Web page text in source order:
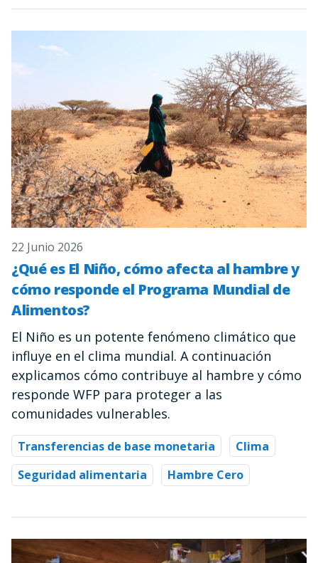
22 Junio 2026
¿Qué es El Niño, cómo afecta al hambre y
cómo responde el Programa Mundial de
Alimentos?
El Niño es un potente fenómeno climático que
influye en el clima mundial. A continuación
explicamos cómo contribuye al hambre y cómo
responde WFP para proteger a las
comunidades vulnerables.
Transferencias de base monetaria
Clima
Seguridad alimentaria
Hambre Cero